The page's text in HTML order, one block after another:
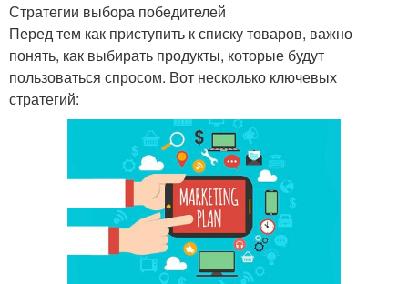
Стратегии выбора победителей
Перед тем как приступить к списку товаров, важно
понять, как выбирать продукты, которые будут
пользоваться спросом. Вот несколько ключевых
стратегий: